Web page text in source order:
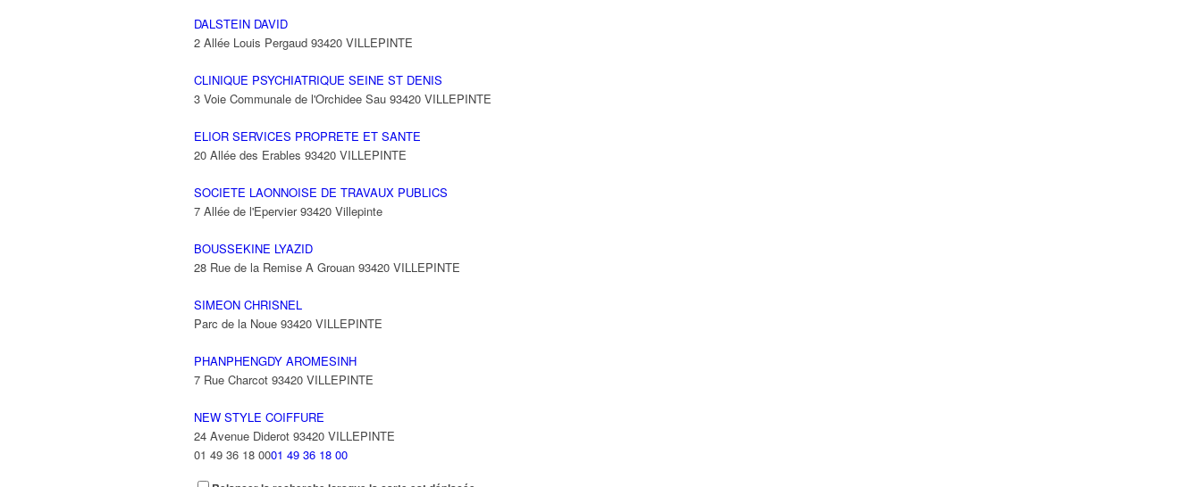
DALSTEIN DAVID
2 Allée Louis Pergaud 93420 VILLEPINTE
CLINIQUE PSYCHIATRIQUE SEINE ST DENIS
3 Voie Communale de l'Orchidee Sau 93420 VILLEPINTE
ELIOR SERVICES PROPRETE ET SANTE
20 Allée des Erables 93420 VILLEPINTE
SOCIETE LAONNOISE DE TRAVAUX PUBLICS
7 Allée de l'Epervier 93420 Villepinte
BOUSSEKINE LYAZID
28 Rue de la Remise A Grouan 93420 VILLEPINTE
SIMEON CHRISNEL
Parc de la Noue 93420 VILLEPINTE
PHANPHENGDY AROMESINH
7 Rue Charcot 93420 VILLEPINTE
NEW STYLE COIFFURE
24 Avenue Diderot 93420 VILLEPINTE
01 49 36 18 0001 49 36 18 00